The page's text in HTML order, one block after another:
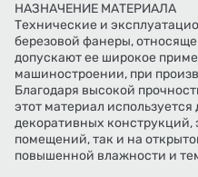
НАЗНАЧЕНИЕ МАТЕРИАЛА
Технические и
березовой фанеры,
допускают ее широкое
машиностроении, при
Благодаря высокой
этот материал
декоративных конструкций,
помещений, так и на
повышенной влажности и